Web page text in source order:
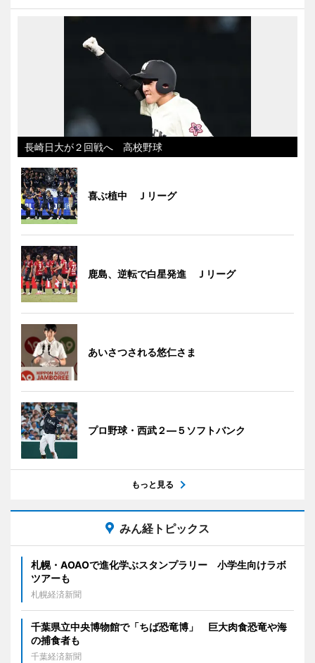
長崎日大が２回戦へ 高校野球
喜ぶ植中 Ｊリーグ
鹿島、逆転で白星発進 Ｊリーグ
あいさつされる悠仁さま
プロ野球・西武２―５ソフトバンク
もっと見る
みん経トピックス
札幌・AOAOで進化学ぶスタンプラリー 小学生向けラボ
ツアーも
札幌経済新聞
千葉県立中央博物館で「ちば恐竜博」 巨大肉食恐竜や海
の捕食者も
千葉経済新聞